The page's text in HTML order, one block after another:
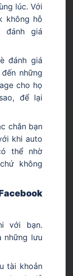
lúc. Với
không hỗ
giá
đánh giá
những
cho họ
để lại
chắn bạn
khi auto
thể nhờ
không
với bạn.
những lưu
tài khoản